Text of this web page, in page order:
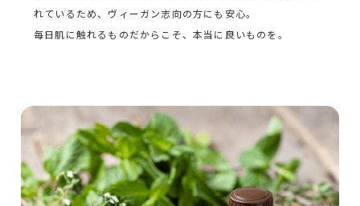
れているため、ヴィーガン志向の方にも安心。
毎日肌に触れるものだからこそ、本当に良いものを。